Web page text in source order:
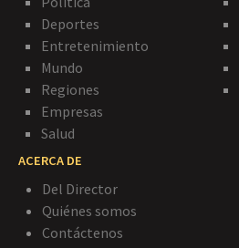
Deportes
Entretenimiento
Mundo
Regiones
Empresas
Salud
ACERCA DE
Del Director
Quiénes somos
Contáctenos